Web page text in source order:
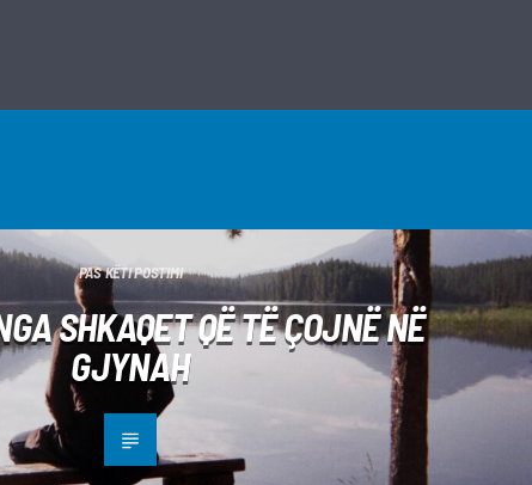
PAS KËTI POSTIMI
SHKAQET QË TË ÇOJNË NË
GJYNAH